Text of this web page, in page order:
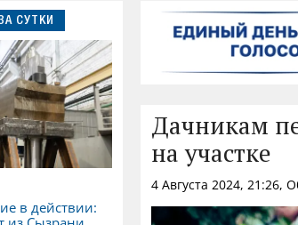
СУТКИ
в действии:
Дачникам
на участке
4 Августа 2024, 21:26,